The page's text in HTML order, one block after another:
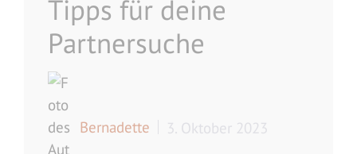
Tipps für deine
Partnersuche
Bernadette 3. Oktober 2023